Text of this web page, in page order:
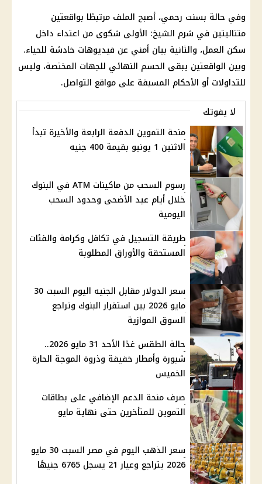
وفي حالة بسنت رحمي، أصبح الملف مرتبطًا بواقعتين
متتاليتين في شرم الشيخ: الأولى شكوى من اعتداء داخل
سكن العمل، والثانية بيان أمني عن فيديوهات خادشة للحياء.
وبين الواقعتين يبقى الحسم النهائي للجهات المختصة، وليس
للتداولات أو الأحكام المسبقة على مواقع التواصل.
لا يفوتك
منحة التموين الدفعة الرابعة والأخيرة تبدأ
الاثنين 1 يونيو بقيمة 400 جنيه
رسوم السحب من ماكينات ATM في البنوك
خلال أيام عيد الأضحى وحدود السحب
اليومية
طريقة التسجيل في تكافل وكرامة والفئات
المستحقة والأوراق المطلوبة
سعر الدولار مقابل الجنيه اليوم السبت 30
مايو 2026 بين استقرار البنوك وتراجع
السوق الموازية
حالة الطقس غدًا الأحد 31 مايو 2026..
شبورة وأمطار خفيفة وذروة الموجة الحارة
الخميس
صرف منحة الدعم الإضافي على بطاقات
التموين للمتأخرين حتى نهاية مايو
سعر الذهب اليوم في مصر السبت 30 مايو
2026 يتراجع وعيار 21 يسجل 6765 جنيهًا